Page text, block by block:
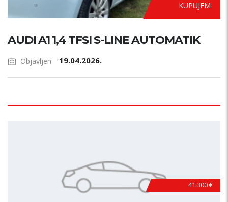
KUPUJEM
AUDI A1 1,4 TFSI S-LINE AUTOMATIK
Objavljen 19.04.2026.
41.300 €